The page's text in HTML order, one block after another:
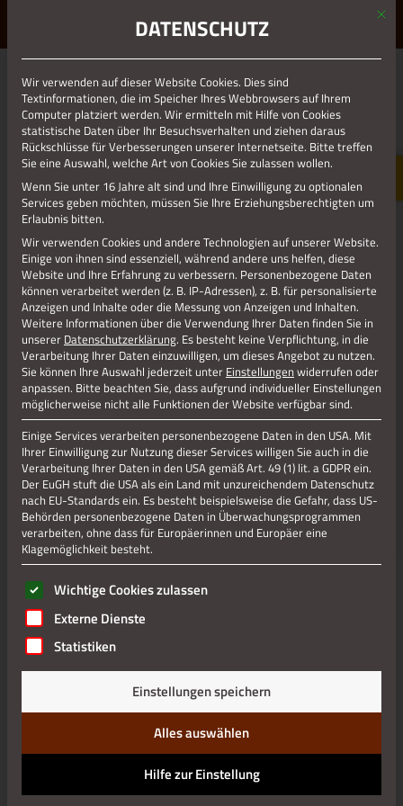
ERLEBE STOLBERG.ERLEBE DICH.
01.01.1970
(0)FEWO KUPFERNEST FOTO NEU_0
Jetzt teilen
Jetzt teilen
Datenschutz
Impressum
Mit
DATENSCHUTZ
Wir verwenden auf dieser Website Cookies. Dies sind
Textinformationen, die im Speicher Ihres Webbrowsers auf Ihrem
Computer platziert werden. Wir ermitteln mit Hilfe von Cookies
statistische Daten über Ihr Besuchsverhalten und ziehen daraus
Rückschlüsse für Verbesserungen unserer Internetseite. Bitte treffen
Sie eine Auswahl, welche Art von Cookies Sie zulassen wollen.
Wenn Sie unter 16 Jahre alt sind und Ihre Einwilligung zu optionalen
Services geben möchten, müssen Sie Ihre Erziehungsberechtigten um
Erlaubnis bitten.
Wir verwenden Cookies und andere Technologien auf unserer Website.
Einige von ihnen sind essenziell, während andere uns helfen, diese
Website und Ihre Erfahrung zu verbessern. Personenbezogene Daten
können verarbeitet werden (z. B. IP-Adressen), z. B. für personalisierte
Anzeigen und Inhalte oder die Messung von Anzeigen und Inhalten.
Weitere Informationen über die Verwendung Ihrer Daten finden Sie in
unserer Datenschutzerklärung. Es besteht keine Verpflichtung, in die
Verarbeitung Ihrer Daten einzuwilligen, um dieses Angebot zu nutzen.
Sie können Ihre Auswahl jederzeit unter Einstellungen widerrufen oder
anpassen. Bitte beachten Sie, dass aufgrund individueller Einstellungen
möglicherweise nicht alle Funktionen der Website verfügbar sind.
Einige Services verarbeiten personenbezogene Daten in den USA. Mit
Ihrer Einwilligung zur Nutzung dieser Services willigen Sie auch in die
Verarbeitung Ihrer Daten in den USA gemäß Art. 49 (1) lit. a GDPR ein.
Der EuGH stuft die USA als ein Land mit unzureichendem Datenschutz
nach EU-Standards ein. Es besteht beispielsweise die Gefahr, dass US-
Behörden personenbezogene Daten in Überwachungsprogrammen
verarbeiten, ohne dass für Europäerinnen und Europäer eine
Klagemöglichkeit besteht.
Es folgt eine Liste der Service-Gruppen, für die eine
Wichtige Cookies zulassen
Externe Dienste
Statistiken
Einstellungen speichern
Alles auswählen
Hilfe zur Einstellung